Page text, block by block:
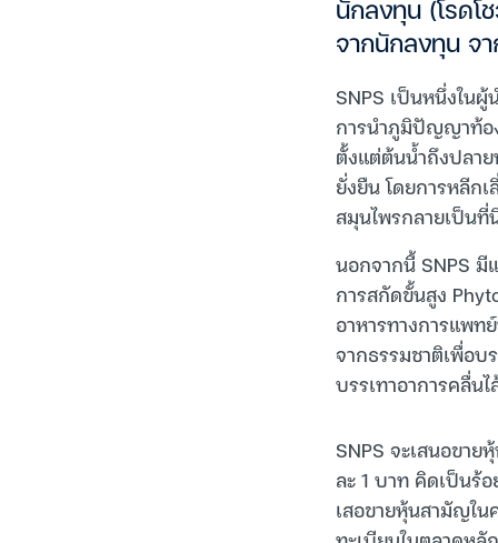
นักลงทุน (โรดโ
จากนักลงทุน จ
SNPS เป็นหนึ่งใน
การนำภูมิปัญญาท้อ
ตั้งแต่ต้นน้ำถึงปลา
ยั่งยืน โดยการหลีก
สมุนไพรกลายเป็นที่
นอกจากนี้ SNPS มี
การสกัดขั้นสูง
อาหารทางการแพ
จากธรรมชาติเพื่อบ
บรรเทาอาการคลื่น
SNPS จะเสนอขา
ละ 1 บาท คิดเป็นร้
เสอขายหุ้นสามัญใน